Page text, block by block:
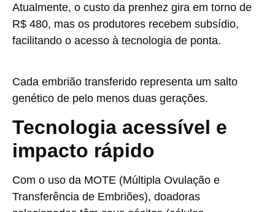
Atualmente, o custo da prenhez gira em torno de
R$ 480, mas os produtores recebem subsídio,
facilitando o acesso à tecnologia de ponta.
Cada embrião transferido representa um salto
genético de pelo menos duas gerações.
Tecnologia acessível e
impacto rápido
Com o uso da MOTE (Múltipla Ovulação e
Transferência de Embriões), doadoras